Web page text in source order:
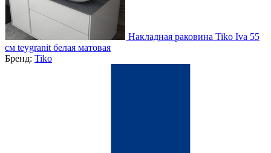
Накладная раковина Tiko Iva 55
см teygranit белая матовая
Бренд: Tiko